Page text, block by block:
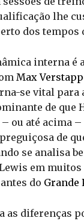
lhe
dos tempos
interna
Max
se vital para
de que
ou até acima
de
se analisa
em
do Grande
as diferenças